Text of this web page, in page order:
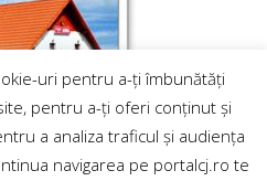
uri pentru a-ți îmbunătăți
pentru a-ți oferi conținut și
a analiza traficul și audiența
navigarea pe portalcj.ro te